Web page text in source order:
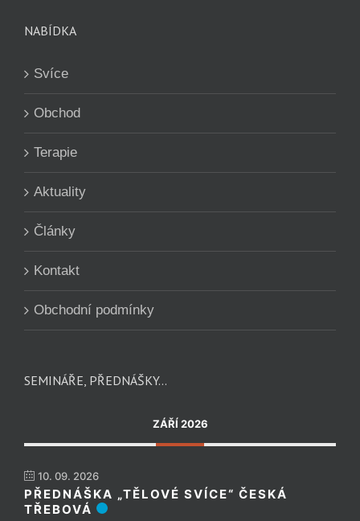
NABÍDKA
Svíce
Obchod
Terapie
Aktuality
Články
Kontakt
Obchodní podmínky
SEMINÁŘE, PŘEDNÁŠKY…
ZÁŘÍ 2026
10. 09. 2026
PŘEDNÁŠKA „TĚLOVÉ SVÍCE“ ČESKÁ
TŘEBOVÁ